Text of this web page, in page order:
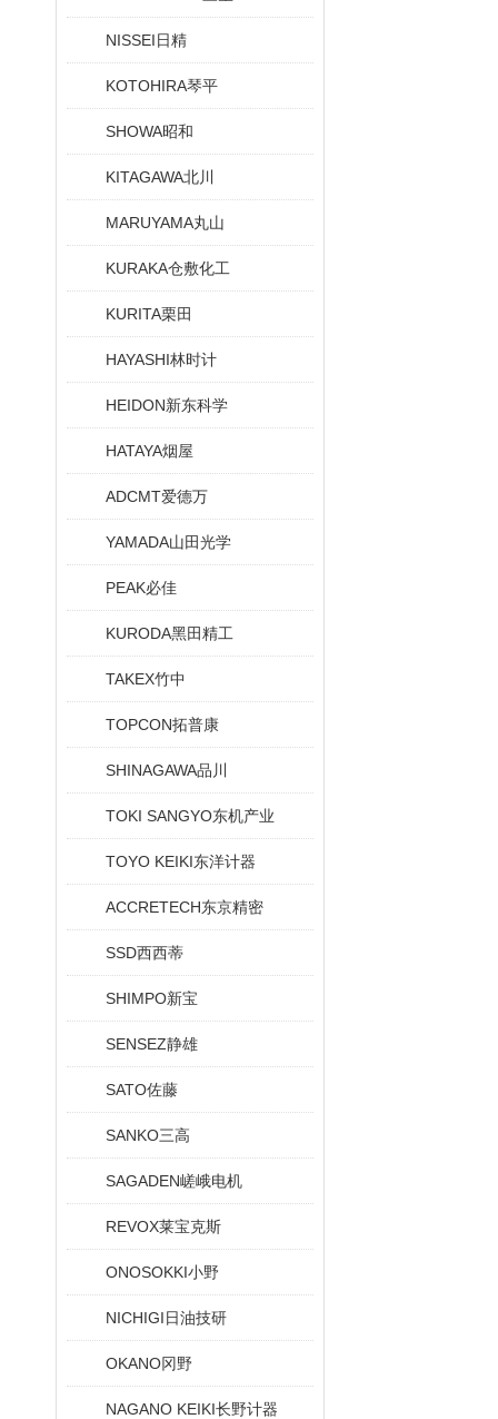
NISSEI日精
KOTOHIRA琴平
SHOWA昭和
KITAGAWA北川
MARUYAMA丸山
KURAKA仓敷化工
KURITA栗田
HAYASHI林时计
HEIDON新东科学
HATAYA烟屋
ADCMT爱德万
YAMADA山田光学
PEAK必佳
KURODA黑田精工
TAKEX竹中
TOPCON拓普康
SHINAGAWA品川
TOKI SANGYO东机产业
TOYO KEIKI东洋计器
ACCRETECH东京精密
SSD西西蒂
SHIMPO新宝
SENSEZ静雄
SATO佐藤
SANKO三高
SAGADEN嵯峨电机
REVOX莱宝克斯
ONOSOKKI小野
NICHIGI日油技研
OKANO冈野
NAGANO KEIKI长野计器